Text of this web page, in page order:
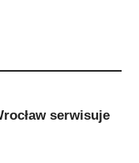
serwisuje